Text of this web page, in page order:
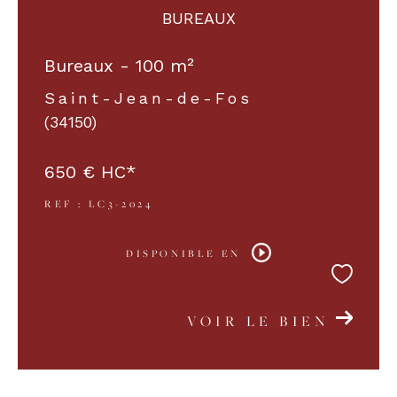
BUREAUX
Bureaux - 100 m²
Saint-Jean-de-Fos
(34150)
650 € HC*
REF : LC3-2024
DISPONIBLE EN
VOIR LE BIEN